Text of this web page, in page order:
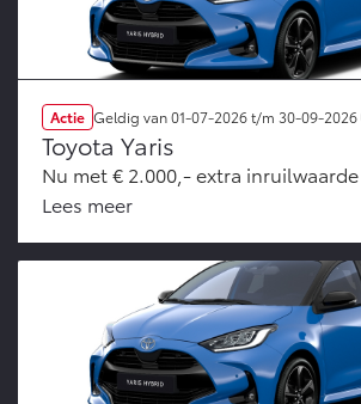
Vanaf € 89.986,-
Actie Geldig van01-07-2026t/m 30-09-2026
Toyota Yaris
Nu met € 2.000,- extra inruilwaarde
Lees meer